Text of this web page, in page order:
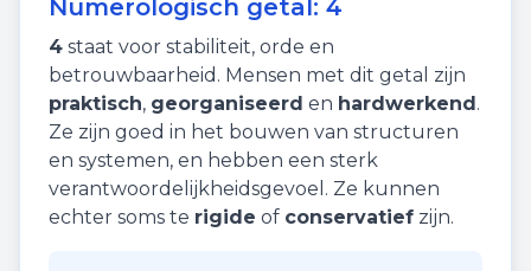
Numerologisch getal: 4
4 staat voor stabiliteit, orde en
betrouwbaarheid . Mensen met dit getal zijn
praktisch, georganiseerd en hardwerkend.
Ze zijn goed in het bouwen van structuren
en systemen, en hebben een sterk
verantwoordelijkheidsgevoel. Ze kunnen
echter soms te rigide of conservatief zijn.